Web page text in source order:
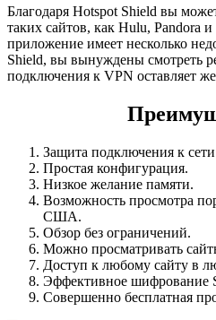
Благодаря Hotspot Shield вы
таких сайтов, как Hulu, Pandora
приложение имеет несколько
Shield, вы вынуждены смотреть
подключения к VPN оставляет
Защита подключения к
Простая конфигурация.
Низкое желание памяти.
Возможность просмотра
США.
Обзор без ограничений.
Можно просматривать
Доступ к любому сайту в
Эффективное шифрование
Совершенно бесплатная